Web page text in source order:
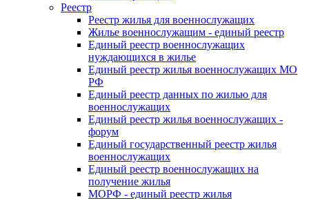
Реестр
Реестр жилья для военнослужащих
Жилье военнослужащим - единый реестр
Единый реестр военнослужащих
нуждающихся в жилье
Единый реестр жилья военнослужащих МО
РФ
Единый реестр данных по жилью для
военнослужащих
Единый реестр жилья военнослужащих -
форум
Единый государственный реестр жилья
военнослужащих
Единый реестр военнослужащих на
получение жилья
МОРФ - единый реестр жилья